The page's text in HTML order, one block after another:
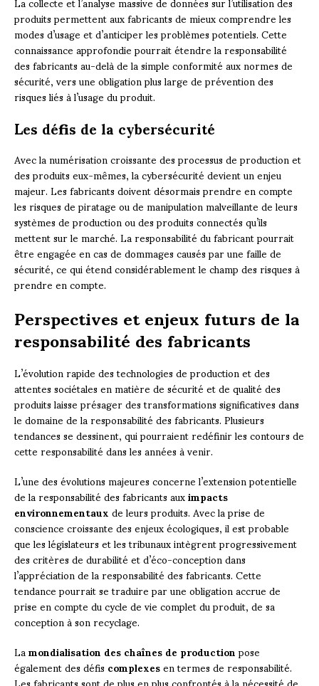
produits permettent aux fabricants de mieux comprendre les
modes d’usage et d’anticiper les problèmes potentiels. Cette
connaissance approfondie pourrait étendre la responsabilité
des fabricants au-delà de la simple conformité aux normes de
sécurité, vers une obligation plus large de prévention des
risques liés à l’usage du produit.
Les défis de la cybersécurité
Avec la numérisation croissante des processus de production et
des produits eux-mêmes, la cybersécurité devient un enjeu
majeur. Les fabricants doivent désormais prendre en compte
les risques de piratage ou de manipulation malveillante de leurs
systèmes de production ou des produits connectés qu’ils
mettent sur le marché. La responsabilité du fabricant pourrait
être engagée en cas de dommages causés par une faille de
sécurité, ce qui étend considérablement le champ des risques à
prendre en compte.
Perspectives et enjeux futurs de la
responsabilité des fabricants
L’évolution rapide des technologies de production et des
attentes sociétales en matière de sécurité et de qualité des
produits laisse présager des transformations significatives dans
le domaine de la responsabilité des fabricants. Plusieurs
tendances se dessinent, qui pourraient redéfinir les contours de
cette responsabilité dans les années à venir.
L’une des évolutions majeures concerne l’extension potentielle
de la responsabilité des fabricants auximpacts
environnementauxde leurs produits. Avec la prise de
conscience croissante des enjeux écologiques, il est probable
que les législateurs et les tribunaux intègrent progressivement
des critères de durabilité et d’éco-conception dans
l’appréciation de la responsabilité des fabricants. Cette
tendance pourrait se traduire par une obligation accrue de
prise en compte du cycle de vie complet du produit, de sa
conception à son recyclage.
Lamondialisation des chaînes de productionpose
également des défiscomplexesen termes de responsabilité.